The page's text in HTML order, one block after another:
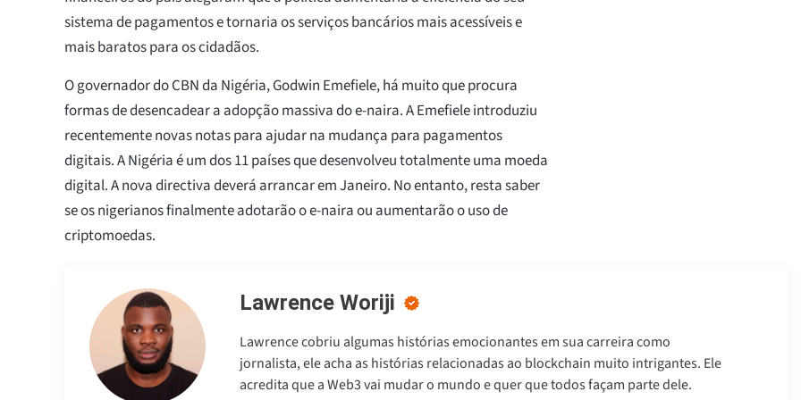
sistema de pagamentos e tornaria os serviços bancários mais acessíveis e
mais baratos para os cidadãos.
O governador do CBN da Nigéria, Godwin Emefiele, há muito que procura
formas de desencadear a adopção massiva do e-naira. A Emefiele introduziu
recentemente novas notas para ajudar na mudança para pagamentos
digitais. A Nigéria é um dos 11 países que desenvolveu totalmente uma moeda
digital. A nova directiva deverá arrancar em Janeiro. No entanto, resta saber
se os nigerianos finalmente adotarão o e-naira ou aumentarão o uso de
criptomoedas.
Lawrence Woriji
Lawrence cobriu algumas histórias emocionantes em sua carreira como
jornalista, ele acha as histórias relacionadas ao blockchain muito intrigantes. Ele
acredita que a Web3 vai mudar o mundo e quer que todos façam parte dele.